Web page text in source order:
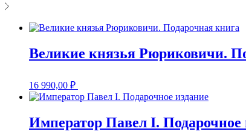
Великие князья Рюриковичи.
16 990,00 ₽
Император Павел I. Подарочное